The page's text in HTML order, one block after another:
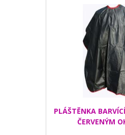
PLÁŠTĚNKA
ČERVENÝM